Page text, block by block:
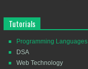
Tutorials
Programming Languages
DSA
Web Technology